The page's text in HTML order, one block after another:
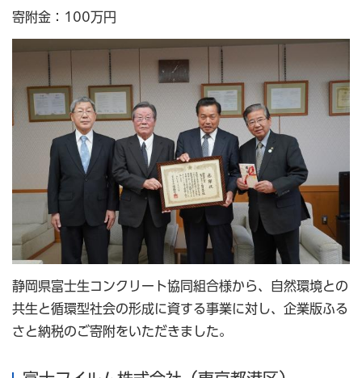
寄附金：100万円
静岡県富士生コンクリート協同組合様から、自然環境との
共生と循環型社会の形成に資する事業に対し、企業版ふる
さと納税のご寄附をいただきました。